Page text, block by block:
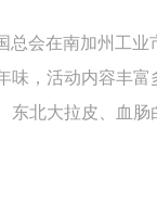
总会在南加州工
味，活动内容丰
东北大拉皮、血